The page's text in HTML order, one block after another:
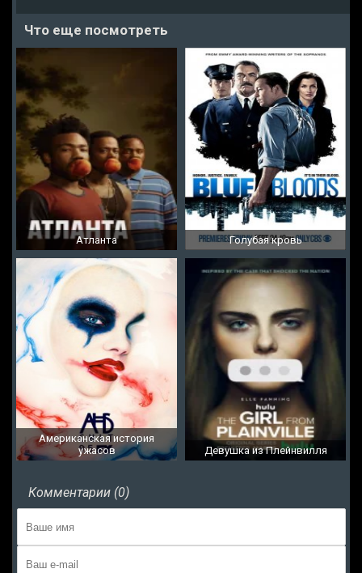
Что еще посмотреть
Атланта Голубая кровь
Американская история
ужасов
Девушка из Плейнвилля
Комментарии (0)